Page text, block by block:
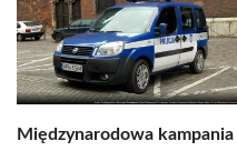
Międzynarodowa kampania